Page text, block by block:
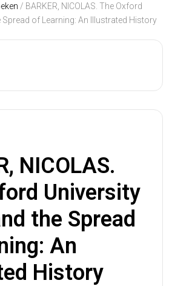
/ BARKER, NICOLAS. The Oxford
of Learning: An Illustrated History
NICOLAS.
University
the Spread
An
History